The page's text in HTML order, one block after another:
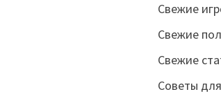
Свежие
Свежие
Свежие
Советы